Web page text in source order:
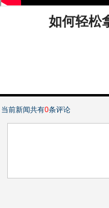
如何轻松
当前新闻共有0条评论